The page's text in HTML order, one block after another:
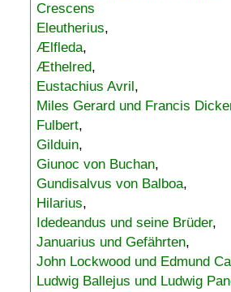
Crescens
Eleutherius,
Ælfleda,
Æthelred,
Eustachius Avril,
Miles Gerard und Francis
Fulbert,
Gilduin,
Giunoc von Buchan,
Gundisalvus von Balboa,
Hilarius,
Idedeandus und seine Brüder,
Januarius und Gefährten,
John Lockwood und Edmund
Ludwig Ballejus und Ludwig